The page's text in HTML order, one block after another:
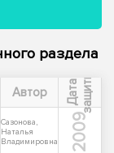
раздела
Автор Д
а
т
а
з
а
щ
и
т ы
Сазонова,
Наталья
Владимировна
2009